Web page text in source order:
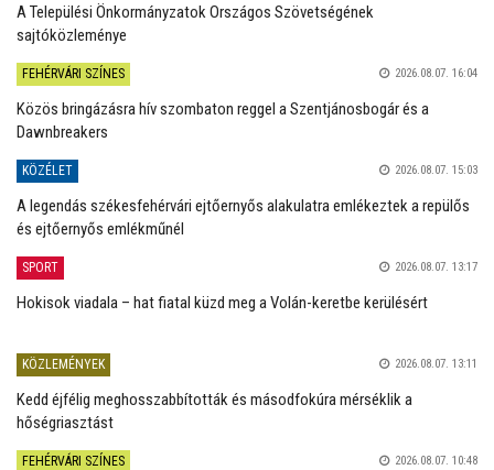
A Települési Önkormányzatok Országos Szövetségének
sajtóközleménye
FEHÉRVÁRI SZÍNES 2026.08.07. 16:04
Közös bringázásra hív szombaton reggel a Szentjánosbogár és a
Dawnbreakers
KÖZÉLET 2026.08.07. 15:03
A legendás székesfehérvári ejtőernyős alakulatra emlékeztek a repülős
és ejtőernyős emlékműnél
SPORT 2026.08.07. 13:17
Hokisok viadala – hat fiatal küzd meg a Volán-keretbe kerülésért
KÖZLEMÉNYEK 2026.08.07. 13:11
Kedd éjfélig meghosszabbították és másodfokúra mérséklik a
hőségriasztást
FEHÉRVÁRI SZÍNES 2026.08.07. 10:48